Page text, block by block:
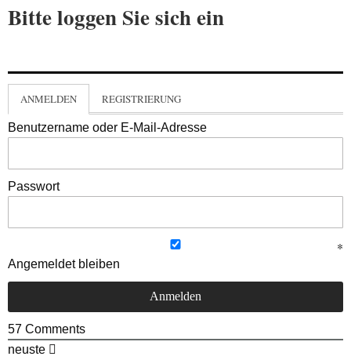
Bitte loggen Sie sich ein
ANMELDEN REGISTRIERUNG
Benutzername oder E-Mail-Adresse
Passwort
Angemeldet bleiben
57 Comments
neuste